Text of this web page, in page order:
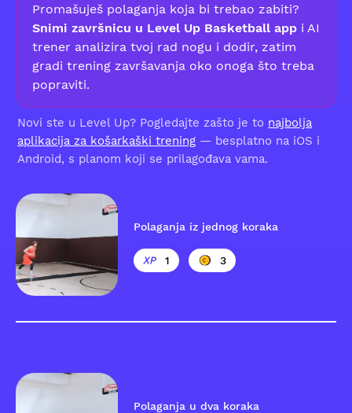
Promašuješ polaganja koja bi trebao zabiti?
Snimi završnicu u Level Up Basketball app i AI
trener analizira tvoj rad nogu i dodir, zatim
gradi trening završavanja oko onoga što treba
popraviti.
Novi ste u Level Up? Pogledajte zašto je to najbolja
aplikacija za košarkaški trening — besplatno na iOS i
Android, s planom koji se prilagođava vama.
Polaganja iz jednog koraka
1 3
Polaganja u dva koraka